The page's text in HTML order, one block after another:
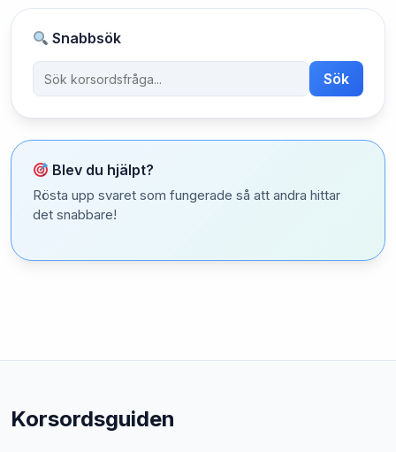
Snabbsök
Sök
Blev du hjälpt?
Rösta upp svaret som fungerade så att andra hittar
det snabbare!
Korsordsguiden